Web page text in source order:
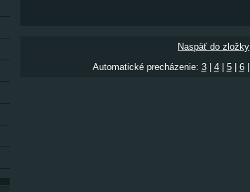
Naspäť do zložky
Automatické precházenie: 3| 4| 5| 6|